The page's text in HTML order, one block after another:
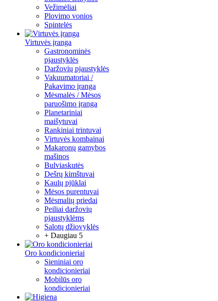
Vežimėliai
Plovimo vonios
Spintelės
Virtuvės įranga
Gastronominės
pjaustyklės
Daržovių pjaustyklės
Vakuumatoriai /
Pakavimo įranga
Mėsmalės / Mėsos
paruošimo įranga
Planetariniai
maišytuvai
Rankiniai trintuvai
Virtuvės kombainai
Makaronų gamybos
mašinos
Bulviaskutės
Dešrų kimštuvai
Kaulų pjūklai
Mėsos purentuvai
Mėsmalių priedai
Peiliai daržovių
pjaustyklėms
Salotų džiovyklės
+ Daugiau 5
Oro kondicionieriai
Sieniniai oro
kondicionieriai
Mobilūs oro
kondicionieriai